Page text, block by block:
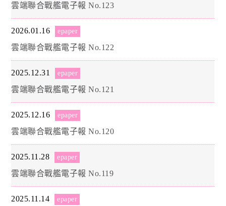
雲端聯合戰艦電子報 No.123
2026.01.16 epaper
雲端聯合戰艦電子報 No.122
2025.12.31 epaper
雲端聯合戰艦電子報 No.121
2025.12.16 epaper
雲端聯合戰艦電子報 No.120
2025.11.28 epaper
雲端聯合戰艦電子報 No.119
2025.11.14 epaper